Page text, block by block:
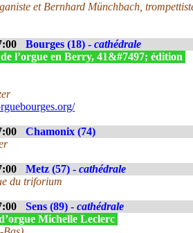
et Bernhard Münchbach,
Bourges (18) - cathédrale
l’orgue en Berry, 41&#7497; édition
Chamonix (74)
Metz (57) - cathédrale
du triforium
Sens (89) - cathédrale
Michelle Leclerc